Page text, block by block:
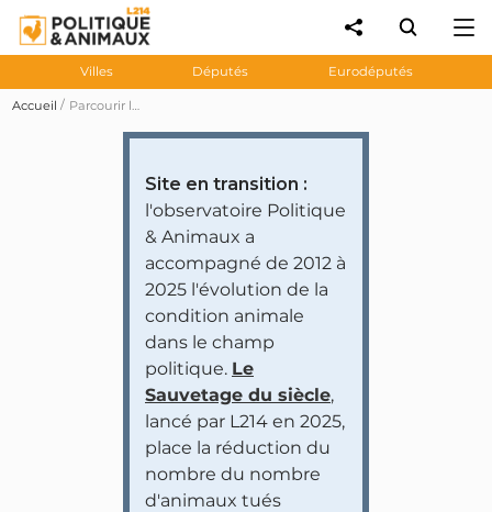
Villes Députés Eurodéputés
Accueil Parcourir les prises de position des personnalités et partis politiques
Site en transition :
l'observatoire Politique
& Animaux a
accompagné de 2012 à
2025 l'évolution de la
condition animale
dans le champ
politique. Le
Sauvetage du siècle,
lancé par L214 en 2025,
place la réduction du
nombre du nombre
d'animaux tués